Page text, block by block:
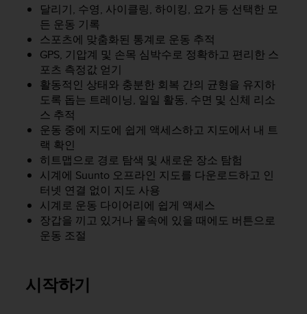
달리기, 수영, 사이클링, 하이킹, 요가 등 선택한 모
든 운동 기록
스포츠에 맞춤화된 통계로 운동 추적
GPS, 기압계 및 손목 심박수로 정확하고 편리한 스
포츠 측정값 얻기
활동적인 상태와 충분한 회복 간의 균형을 유지하
도록 돕는 트레이닝, 일일 활동, 수면 및 신체 리소
스 추적
운동 중에 지도에 쉽게 액세스하고 지도에서 내 트
랙 확인
히트맵으로 경로 탐색 및 새로운 장소 탐험
시계에 Suunto 오프라인 지도를 다운로드하고 인
터넷 연결 없이 지도 사용
시계로 운동 다이어리에 쉽게 액세스
장갑을 끼고 있거나 물속에 있을 때에도 버튼으로
운동 조절
시작하기